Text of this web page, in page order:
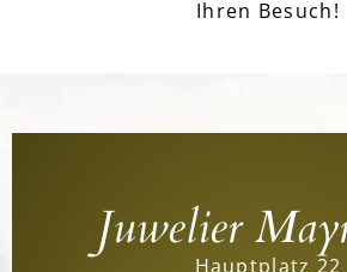
Ihren Besuch!
Juwelier
Hauptplatz 22